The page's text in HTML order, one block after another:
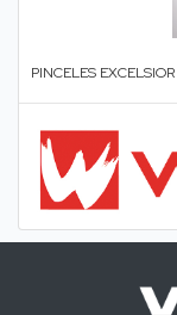
PINCELES EXCELSIOR